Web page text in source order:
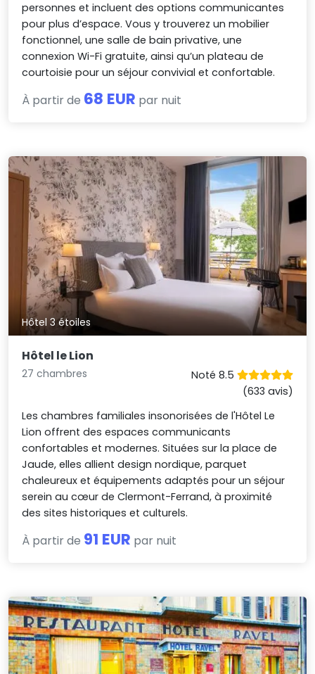
personnes et incluent des options communicantes
pour plus d’espace. Vous y trouverez un mobilier
fonctionnel, une salle de bain privative, une
connexion Wi-Fi gratuite, ainsi qu’un plateau de
courtoisie pour un séjour convivial et confortable.
À partir de 68 EUR par nuit
Hôtel 3 étoiles
Hôtel le Lion
27 chambres
Noté 8.5
(633 avis)
Les chambres familiales insonorisées de l'Hôtel Le
Lion offrent des espaces communicants
confortables et modernes. Situées sur la place de
Jaude, elles allient design nordique, parquet
chaleureux et équipements adaptés pour un séjour
serein au cœur de Clermont-Ferrand, à proximité
des sites historiques et culturels.
À partir de 91 EUR par nuit